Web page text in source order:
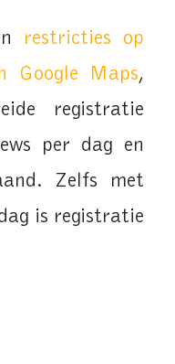
restricties op
Google Maps,
registratie
per dag en
Zelfs met
is registratie